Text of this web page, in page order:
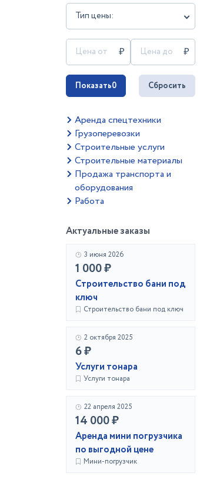
Тип цены:
Показать0 Сбросить
Аренда спецтехники
Грузоперевозки
Строительные услуги
Строительные материалы
Продажа транспорта и
оборудования
Работа
Актуальные заказы
3 июня 2026
1 000 ₽
Строительство бани под
ключ
Строительство бани под ключ
2 октября 2025
6 ₽
Услуги тонара
Услуги тонара
22 апреля 2025
14 000 ₽
Аренда мини погрузчика
по выгодной цене
Мини-погрузчик